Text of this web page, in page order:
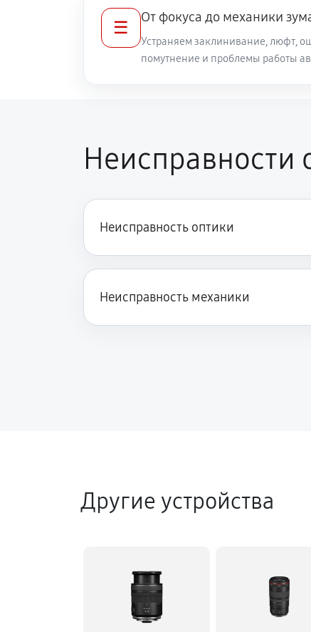
☰
От фокуса до механики
Устраняем заклинивание, люфт,
помутнение и проблемы работы
Неисправности
Неисправность оптики
Неисправность механики
Другие устройства